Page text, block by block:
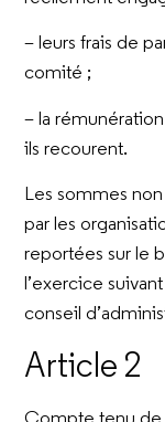
– leurs frais de
comité ;
– la
ils recourent.
Les sommes
par les
reportées sur le
l’exercice
conseil
Article 2